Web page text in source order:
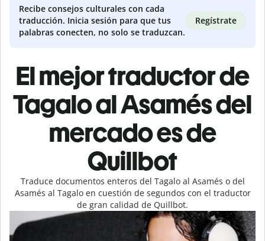
Recibe consejos culturales con cada
traducción. Inicia sesión para que tus
palabras conecten, no solo se traduzcan.
Regístrate
El mejor traductor de
Tagalo al Asamés del
mercado es de
Quillbot
Traduce documentos enteros del Tagalo al Asamés o del
Asamés al Tagalo en cuestión de segundos con el traductor
de gran calidad de Quillbot.